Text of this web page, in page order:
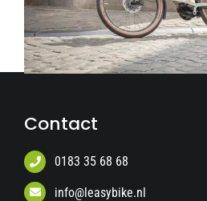
Contact
0183 35 68 68
info@leasybike.nl